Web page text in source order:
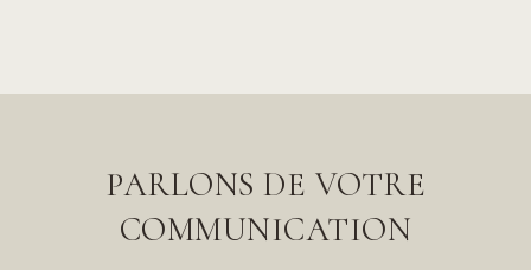
PARLONS DE VOTRE
COMMUNICATION